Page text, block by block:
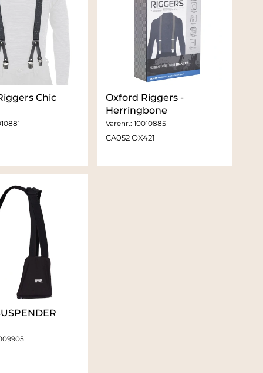
Chic
Oxford Riggers -
Herringbone
Varenr.: 10010885
CA052 OX421